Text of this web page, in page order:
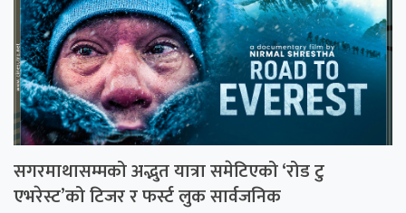
सगरमाथासम्मको अद्भुत यात्रा समेटिएको ‘रोड टु
एभरेस्ट’को टिजर र फर्स्ट लुक सार्वजनिक